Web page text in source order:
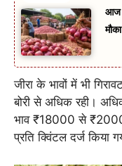
आज
जीरा के भावों में भी
बोरी से अधिक रही।
भाव ₹18000 से
प्रति क्विंटल दर्ज किया